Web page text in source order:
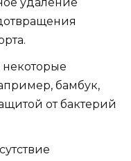
некоторые
бамбук,
от бактерий